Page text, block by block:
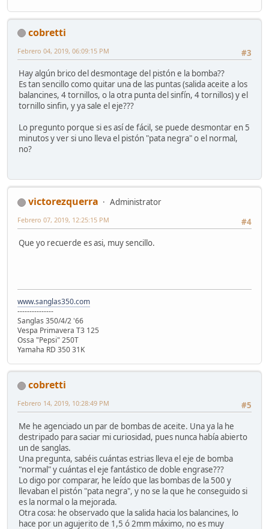
cobretti
#3
Febrero 04, 2019, 06:09:15 PM
Hay algún brico del desmontage del pistón e la bomba??
Es tan sencillo como quitar una de las puntas (salida aceite a los
balancines, 4 tornillos, o la otra punta del sinfín, 4 tornillos) y el
tornillo sinfin, y ya sale el eje???
Lo pregunto porque si es así de fácil, se puede desmontar en 5
minutos y ver si uno lleva el pistón "pata negra" o el normal,
no?
victorezquerra
Administrator
#4
Febrero 07, 2019, 12:25:15 PM
Que yo recuerde es asi, muy sencillo.
www.sanglas350.com
---------------
Sanglas 350/4/2 '66
Vespa Primavera T3 125
Ossa "Pepsi" 250T
Yamaha RD 350 31K
cobretti
#5
Febrero 14, 2019, 10:28:49 PM
Me he agenciado un par de bombas de aceite. Una ya la he
destripado para saciar mi curiosidad, pues nunca había abierto
un de sanglas.
Una pregunta, sabéis cuántas estrias lleva el eje de bomba
"normal" y cuántas el eje fantástico de doble engrase???
Lo digo por comparar, he leído que las bombas de la 500 y
llevaban el pistón "pata negra", y no se la que he conseguido si
es la normal o la mejorada.
Otra cosa: he observado que la salida hacia los balancines, lo
hace por un agujerito de 1,5 ó 2mm máximo, no es muy